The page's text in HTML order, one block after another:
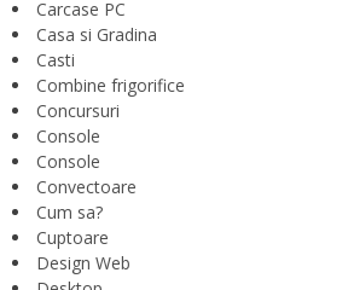
Carcase PC
Casa si Gradina
Casti
Combine frigorifice
Concursuri
Console
Console
Convectoare
Cum sa?
Cuptoare
Design Web